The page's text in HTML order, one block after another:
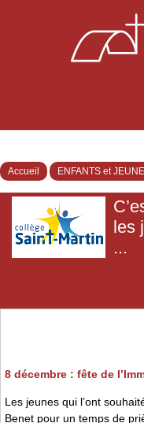
Accueil ENFANTS et
les
...
8 décembre : fête de
Les jeunes qui l’ont
Benet pour un temps de